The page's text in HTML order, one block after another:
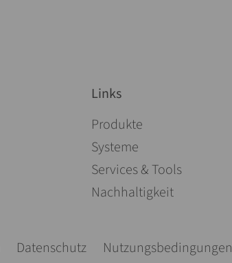
Links
Navigation überspringen
Produkte
Systeme
Services & Tools
Nachhaltigkeit
Datenschutz Nutzungsbedingungen